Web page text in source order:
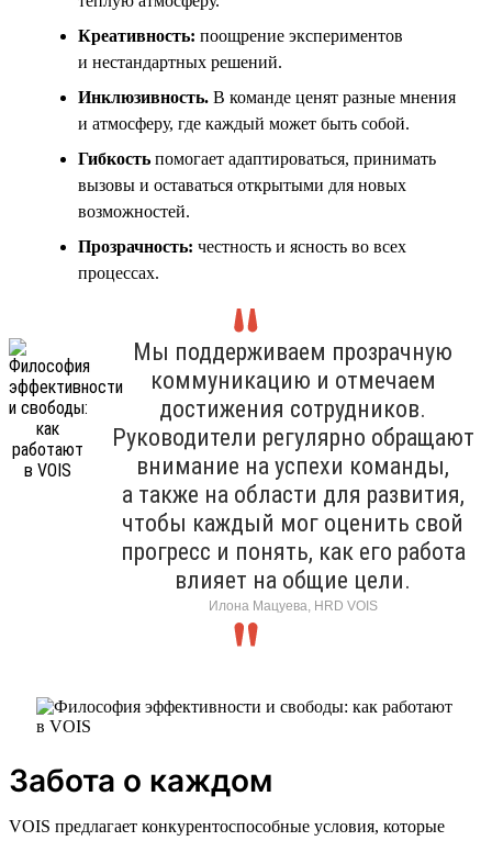
Креативность: поощрение экспериментов
и нестандартных решений.
Инклюзивность. В команде ценят разные мнения
и атмосферу, где каждый может быть собой.
Гибкость помогает адаптироваться, принимать
вызовы и оставаться открытыми для новых
возможностей.
Прозрачность: честность и ясность во всех
процессах.
Мы поддерживаем прозрачную
коммуникацию и отмечаем
достижения сотрудников.
Руководители регулярно обращают
внимание на успехи команды,
а также на области для развития,
чтобы каждый мог оценить свой
прогресс и понять, как его работа
влияет на общие цели.
Илона Мацуева, HRD VOIS
Забота о каждом
VOIS предлагает конкурентоспособные условия, которые